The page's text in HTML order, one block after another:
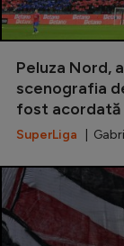
Peluza Nord,
scenografia
fost acordată
SuperLiga |